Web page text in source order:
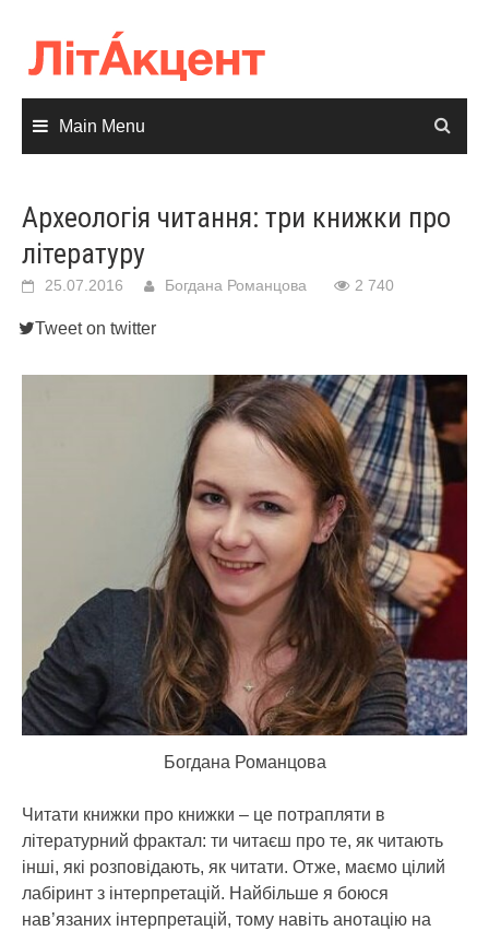
content
Main Menu
Археологія читання: три книжки про
літературу
25.07.2016 Богдана Романцова 2 740
Tweet on twitter
Богдана Романцова
Читати книжки про книжки – це потрапляти в
літературний фрактал: ти читаєш про те, як читають
інші, які розповідають, як читати. Отже, маємо цілий
лабіринт з інтерпретацій. Найбільше я боюся
нав’язаних інтерпретацій, тому навіть анотацію на